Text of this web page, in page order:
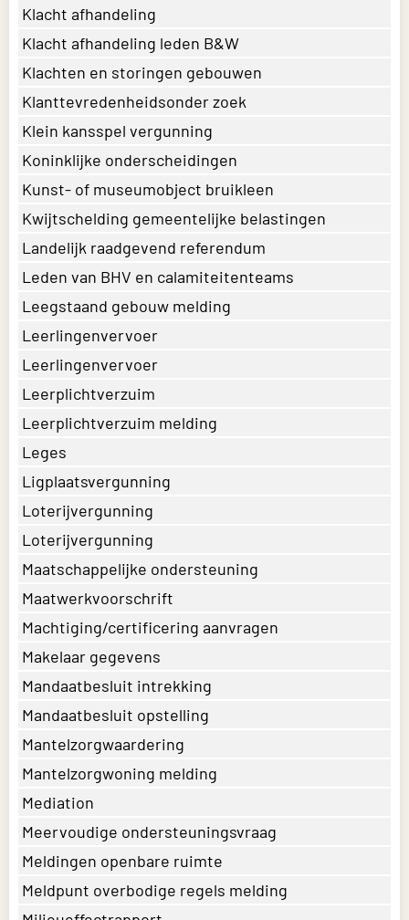
Klacht afhandeling
Klacht afhandeling leden B&W
Klachten en storingen gebouwen
Klanttevredenheidsonder zoek
Klein kansspel vergunning
Koninklijke onderscheidingen
Kunst- of museumobject bruikleen
Kwijtschelding gemeentelijke belastingen
Landelijk raadgevend referendum
Leden van BHV en calamiteitenteams
Leegstaand gebouw melding
Leerlingenvervoer
Leerlingenvervoer
Leerplichtverzuim
Leerplichtverzuim melding
Leges
Ligplaatsvergunning
Loterijvergunning
Loterijvergunning
Maatschappelijke ondersteuning
Maatwerkvoorschrift
Machtiging/certificering aanvragen
Makelaar gegevens
Mandaatbesluit intrekking
Mandaatbesluit opstelling
Mantelzorgwaardering
Mantelzorgwoning melding
Mediation
Meervoudige ondersteuningsvraag
Meldingen openbare ruimte
Meldpunt overbodige regels melding